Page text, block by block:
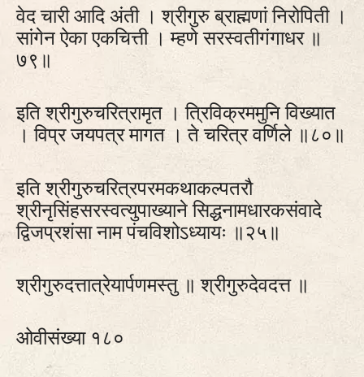
वेद चारी आदि अंती । श्रीगुरु ब्राह्मणां निरोपिती ।
सांगेन ऐका एकचित्ती । म्हणे सरस्वतीगंगाधर ॥
७९॥
इति श्रीगुरुचरित्रामृत । त्रिविक्रममुनि विख्यात
। विप्र जयपत्र मागत । ते चरित्र वर्णिले ॥८०॥
इति श्रीगुरुचरित्रपरमकथाकल्पतरौ
श्रीनृसिंहसरस्वत्युपाख्याने सिद्धनामधारकसंवादे
द्विजप्रशंसा नाम पंचविशोऽध्यायः ॥२५॥
श्रीगुरुदत्तात्रेयार्पणमस्तु ॥ श्रीगुरुदेवदत्त ॥
ओवीसंख्या १८०